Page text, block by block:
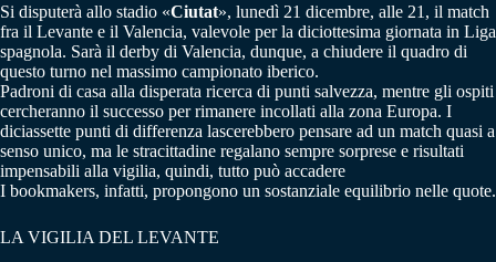
Si disputerà allo stadio «Ciutat», lunedì 21 dicembre, alle 21, il match
fra il Levante e il Valencia, valevole per la diciottesima giornata in Liga
spagnola. Sarà il derby di Valencia, dunque, a chiudere il quadro di
questo turno nel massimo campionato iberico.
Padroni di casa alla disperata ricerca di punti salvezza, mentre gli ospiti
cercheranno il successo per rimanere incollati alla zona Europa. I
diciassette punti di differenza lascerebbero pensare ad un match quasi a
senso unico, ma le stracittadine regalano sempre sorprese e risultati
impensabili alla vigilia, quindi, tutto può accadere
I bookmakers, infatti, propongono un sostanziale equilibrio nelle quote.
LA VIGILIA DEL LEVANTE